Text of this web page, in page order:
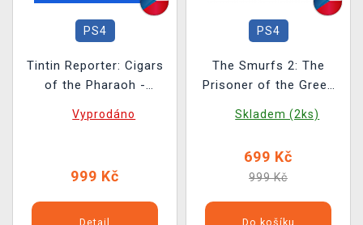
PS4
Tintin Reporter: Cigars
of the Pharaoh -
Vyprodáno
999 Kč
Detail
PS4
The Smurfs 2: The
Prisoner of the Green
Skladem (2ks)
699 Kč
999 Kč
Do košíku